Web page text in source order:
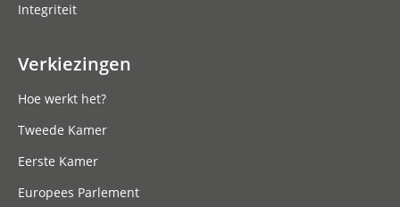
Integriteit
Verkiezingen
Hoe werkt het?
Tweede Kamer
Eerste Kamer
Europees Parlement